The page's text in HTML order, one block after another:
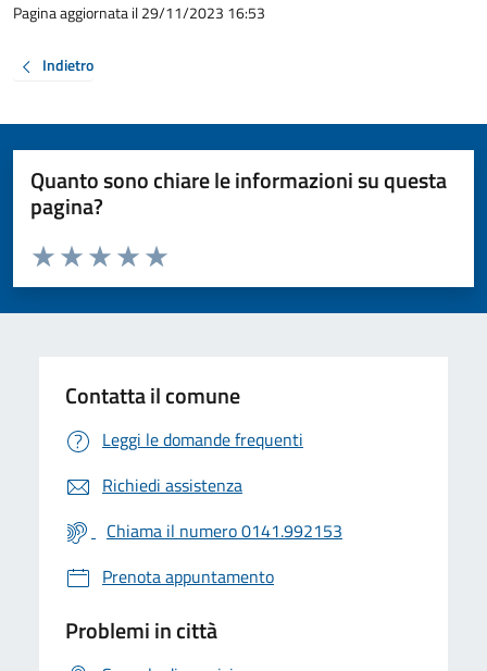
Pagina aggiornata il 29/11/2023 16:53
Indietro
Quanto sono chiare le informazioni su questa
pagina?
Valuta da 1 a 5 stelle la pagina
Valuta 5 stelle su 5
Valuta 4 stelle su 5
Valuta 3 stelle su 5
Valuta 2 stelle su 5
Valuta 1 stelle su 5
Contatta il comune
Leggi le domande frequenti
Richiedi assistenza
Chiama il numero 0141.992153
Prenota appuntamento
Problemi in città